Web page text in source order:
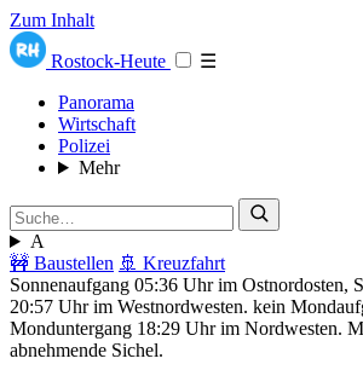
Zum Inhalt
Rostock-Heute
☰
Panorama
Wirtschaft
Polizei
Mehr
A
🚧 Baustellen 🚢 Kreuzfahrt
Sonnenaufgang 05:36 Uhr im Ostnordosten,
20:57 Uhr im Westnordwesten. kein
Monduntergang 18:29 Uhr im Nordwesten.
abnehmende Sichel.